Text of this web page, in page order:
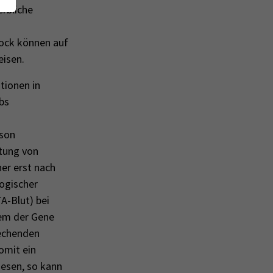
können auf
in
von
erst nach
Blut) bei
der Gene
ein
so kann